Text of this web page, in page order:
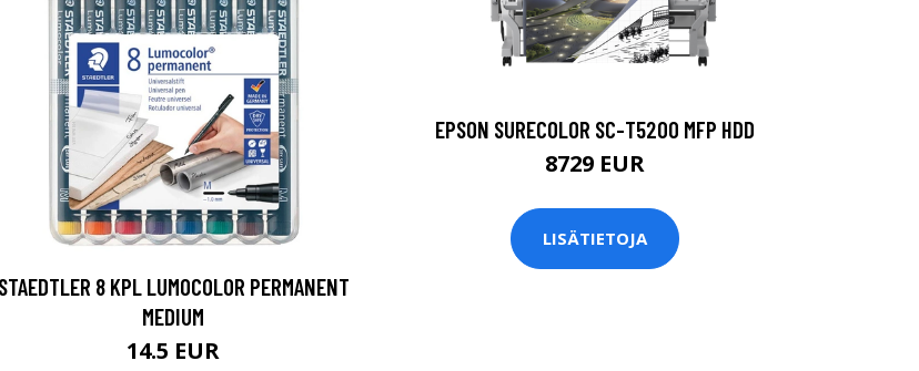
STAEDTLER 8 KPL LUMOCOLOR PERMANENT
MEDIUM
14.5 EUR
EPSON SURECOLOR SC-T5200 MFP HDD
8729 EUR
LISÄTIETOJA